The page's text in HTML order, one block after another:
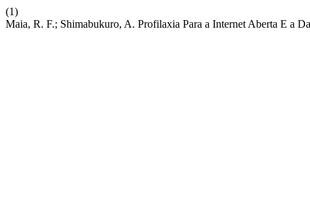
(1)
Maia, R. F.; Shimabukuro, A. Profilaxia Para a Internet Aberta E a